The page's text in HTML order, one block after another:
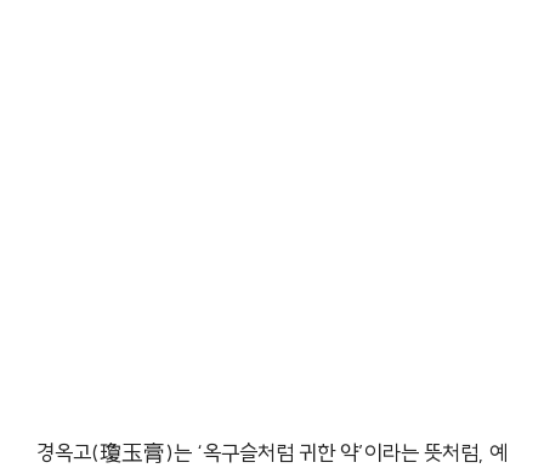
경옥고(瓊玉膏)는 ‘옥구슬처럼 귀한 약’이라는 뜻처럼, 예